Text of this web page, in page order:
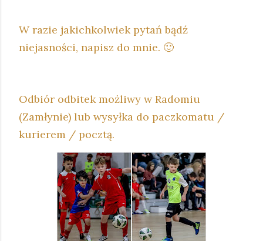
W razie jakichkolwiek pytań bądź
niejasności, napisz do mnie. 🙂
Odbiór odbitek możliwy w Radomiu
(Zamłynie) lub wysyłka do paczkomatu /
kurierem / pocztą.